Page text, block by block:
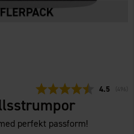
Snittbetyg:
4.5 496
perfekt passform!